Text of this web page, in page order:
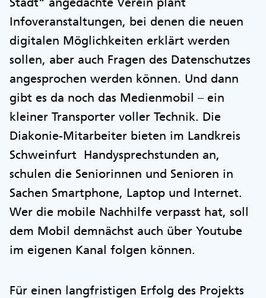
Infoveranstaltungen, bei denen die neuen
digitalen Möglichkeiten erklärt werden
sollen, aber auch Fragen des Datenschutzes
angesprochen werden können. Und dann
gibt es da noch das Medienmobil – ein
kleiner Transporter voller Technik. Die
Diakonie-Mitarbeiter bieten im Landkreis
Schweinfurt Handysprechstunden an,
schulen die Seniorinnen und Senioren in
Sachen Smartphone, Laptop und Internet.
Wer die mobile Nachhilfe verpasst hat, soll
dem Mobil demnächst auch über Youtube
im eigenen Kanal folgen können.
Für einen langfristigen Erfolg des Projekts